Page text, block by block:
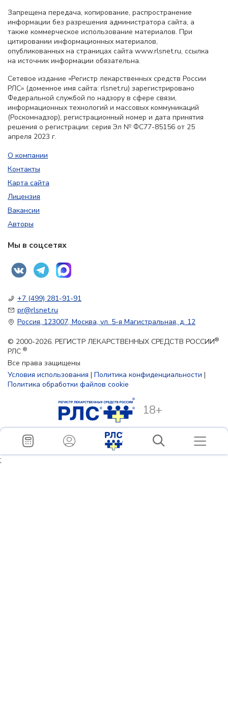
Запрещена передача, копирование, распространение
информации без разрешения администратора сайта, а
также коммерческое использование материалов. При
цитировании информационных материалов,
опубликованных на страницах сайта www.rlsnet.ru, ссылка
на источник информации обязательна.
Сетевое издание «Регистр лекарственных средств России
РЛС» (доменное имя сайта: rlsnet.ru) зарегистрировано
Федеральной службой по надзору в сфере связи,
информационных технологий и массовых коммуникаций
(Роскомнадзор), регистрационный номер и дата принятия
решения о регистрации: серия Эл № ФС77-85156 от 25
апреля 2023 г.
О компании
Контакты
Карта сайта
Лицензия
Вакансии
Авторы
Мы в соцсетях
+7 (499) 281-91-91
pr@rlsnet.ru
Россия, 123007, Москва, ул. 5-я Магистральная, д. 12
© 2000-2026. РЕГИСТР ЛЕКАРСТВЕННЫХ СРЕДСТВ РОССИИ®
РЛС ®
Все права защищены
Условия использования | Политика конфиденциальности |
Политика обработки файлов cookie
18+
;